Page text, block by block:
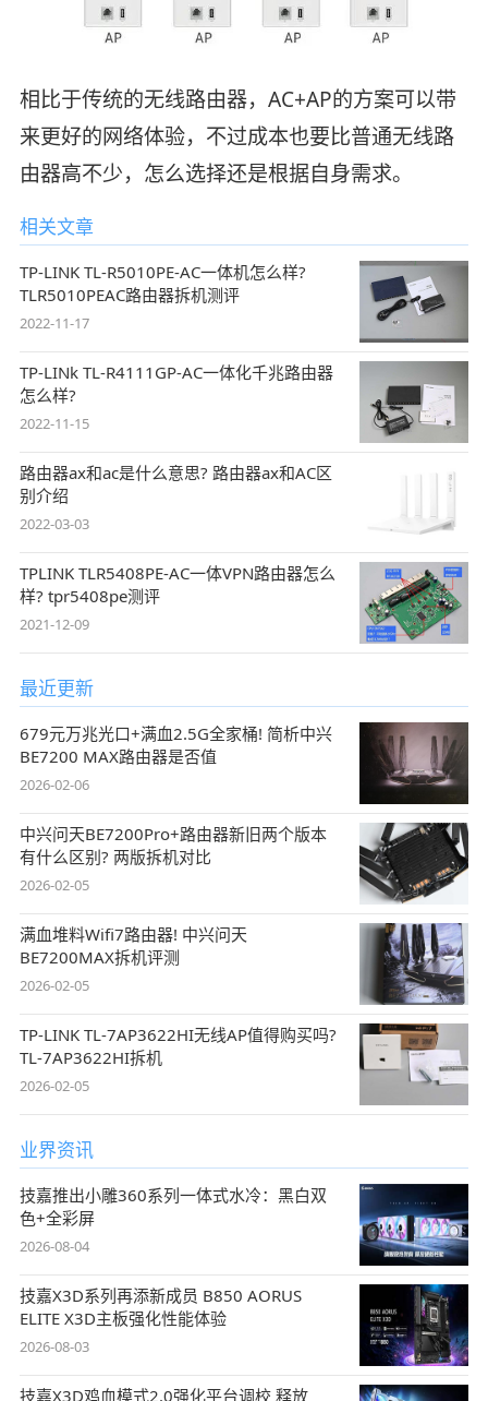
相比于传统的无线路由器，AC+AP的方案可以带
来更好的网络体验，不过成本也要比普通无线路
由器高不少，怎么选择还是根据自身需求。
相关文章
TP-LINK TL-R5010PE-AC一体机怎么样?
TLR5010PEAC路由器拆机测评
2022-11-17
TP-LINk TL-R4111GP-AC一体化千兆路由器
怎么样?
2022-11-15
路由器ax和ac是什么意思? 路由器ax和AC区
别介绍
2022-03-03
TPLINK TLR5408PE-AC一体VPN路由器怎么
样? tpr5408pe测评
2021-12-09
最近更新
679元万兆光口+满血2.5G全家桶! 简析中兴
BE7200 MAX路由器是否值
2026-02-06
中兴问天BE7200Pro+路由器新旧两个版本
有什么区别? 两版拆机对比
2026-02-05
满血堆料Wifi7路由器! 中兴问天
BE7200MAX拆机评测
2026-02-05
TP-LINK TL-7AP3622HI无线AP值得购买吗?
TL-7AP3622HI拆机
2026-02-05
业界资讯
技嘉推出小雕360系列一体式水冷：黑白双
色+全彩屏
2026-08-04
技嘉X3D系列再添新成员 B850 AORUS
ELITE X3D主板强化性能体验
2026-08-03
技嘉X3D鸡血模式2.0强化平台调校 释放